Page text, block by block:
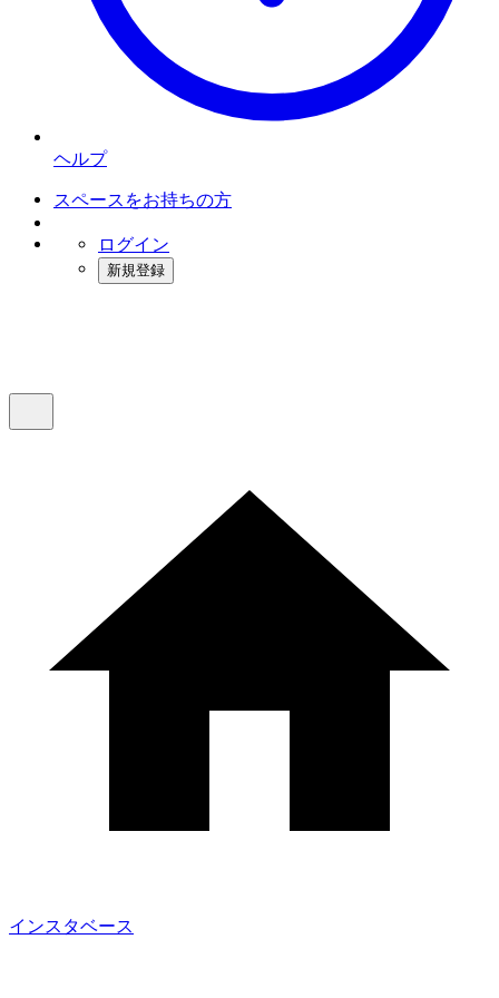
ヘルプ
スペースをお持ちの方
ログイン
新規登録
インスタベース